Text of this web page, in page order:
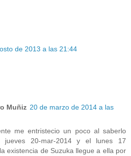
de 2013 a las 21:44
Muñiz 20 de marzo de 2014 a las
me entristecio un poco al saberlo
20-mar-2014 y el lunes 17
existencia de Suzuka llegue a ella por